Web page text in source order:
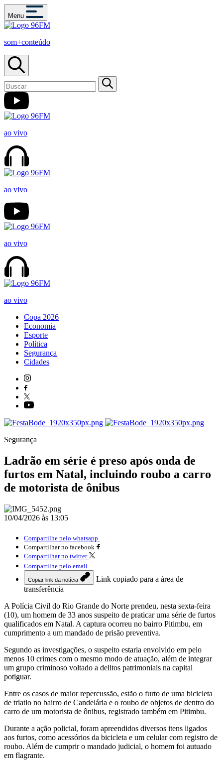
Menu
som+conteúdo
ao vivo
ao vivo
ao vivo
ao vivo
Copa 2026
Economia
Esporte
Política
Segurança
Cidades
Segurança
Ladrão em série é preso após onda de
furtos em Natal, incluindo roubo a carro
de motorista de ônibus
10/04/2026 às 13:05
Compartilhe pelo whatsapp
Compartilhar no facebook
Compartilhar no twitter
Compartilhe pelo email
Copiar link da notícia
Link copiado para a área de
transferência
A Polícia Civil do Rio Grande do Norte prendeu, nesta sexta-feira
(10), um homem de 33 anos suspeito de praticar uma série de furtos
qualificados em Natal. A captura ocorreu no bairro Pitimbu, em
cumprimento a um mandado de prisão preventiva.
Segundo as investigações, o suspeito estaria envolvido em pelo
menos 10 crimes com o mesmo modo de atuação, além de integrar
um grupo criminoso voltado a delitos patrimoniais na capital
potiguar.
Entre os casos de maior repercussão, estão o furto de uma bicicleta
de triatlo no bairro de Candelária e o roubo de objetos de dentro do
carro de um motorista de ônibus, registrado também em Pitimbu.
Durante a ação policial, foram apreendidos diversos itens ligados
aos furtos, como acessórios da bicicleta e um celular com registro de
roubo. Além de cumprir o mandado judicial, o homem foi autuado
em flagrante.